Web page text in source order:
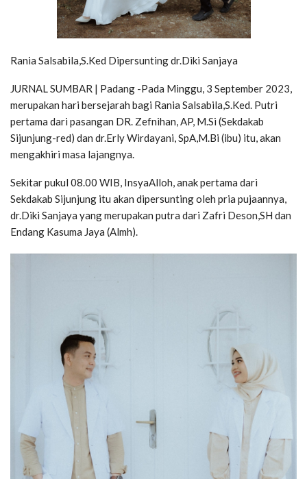
Rania Salsabila,S.Ked Dipersunting dr.Diki Sanjaya
JURNAL SUMBAR | Padang -Pada Minggu, 3 September 2023,
merupakan hari bersejarah bagi Rania Salsabila,S.Ked. Putri
pertama dari pasangan DR. Zefnihan, AP, M.Si (Sekdakab
Sijunjung-red) dan dr.Erly Wirdayani, SpA,M.Bi (ibu) itu, akan
mengakhiri masa lajangnya.
Sekitar pukul 08.00 WIB, InsyaAlloh, anak pertama dari
Sekdakab Sijunjung itu akan dipersunting oleh pria pujaannya,
dr.Diki Sanjaya yang merupakan putra dari Zafri Deson,SH dan
Endang Kasuma Jaya (Almh).